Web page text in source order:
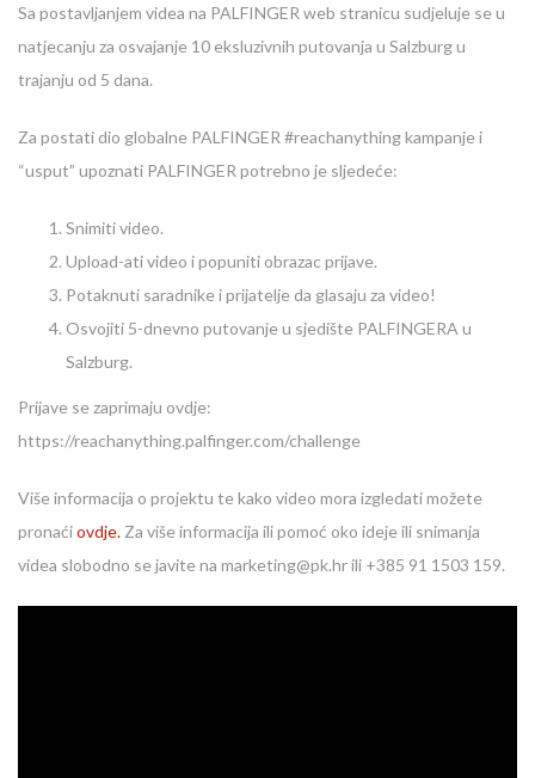
Sa postavljanjem videa na PALFINGER web stranicu sudjeluje se u
natjecanju za osvajanje 10 eksluzivnih putovanja u Salzburg u
trajanju od 5 dana.
Za postati dio globalne PALFINGER #reachanything kampanje i
“usput” upoznati PALFINGER potrebno je sljedeće:
Snimiti video.
Upload-ati video i popuniti obrazac prijave.
Potaknuti saradnike i prijatelje da glasaju za video!
Osvojiti 5-dnevno putovanje u sjedište PALFINGERA u
Salzburg.
Prijave se zaprimaju ovdje:
https://reachanything.palfinger.com/challenge
Više informacija o projektu te kako video mora izgledati možete
pronaćiovdje. Za više informacija ili pomoć oko ideje ili snimanja
videa slobodno se javite na marketing@pk.hr ili +385 91 1503 159.